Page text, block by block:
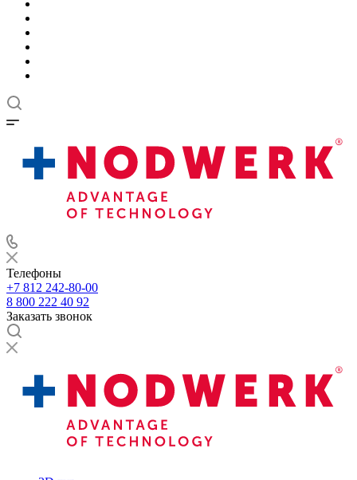
Телефоны
+7 812 242-80-00
8 800 222 40 92
Заказать звонок